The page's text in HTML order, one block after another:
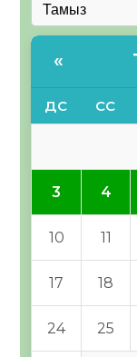
«
ДС СС
3 4
10 11
17 18
24 25